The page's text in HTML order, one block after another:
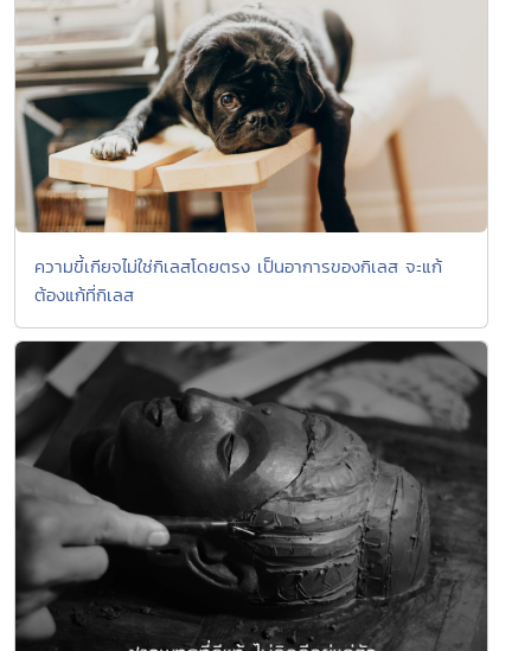
ความขี้เกียจไม่ใช่กิเลสโดยตรง เป็นอาการของกิเลส จะแก้
ต้องแก้ที่กิเลส